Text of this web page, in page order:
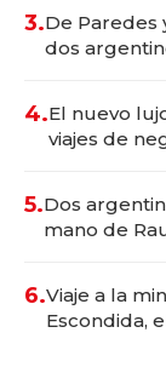
3.De Paredes
dos
4.El nuevo
viajes de
5.Dos
mano de
6.Viaje a la
Escondida,